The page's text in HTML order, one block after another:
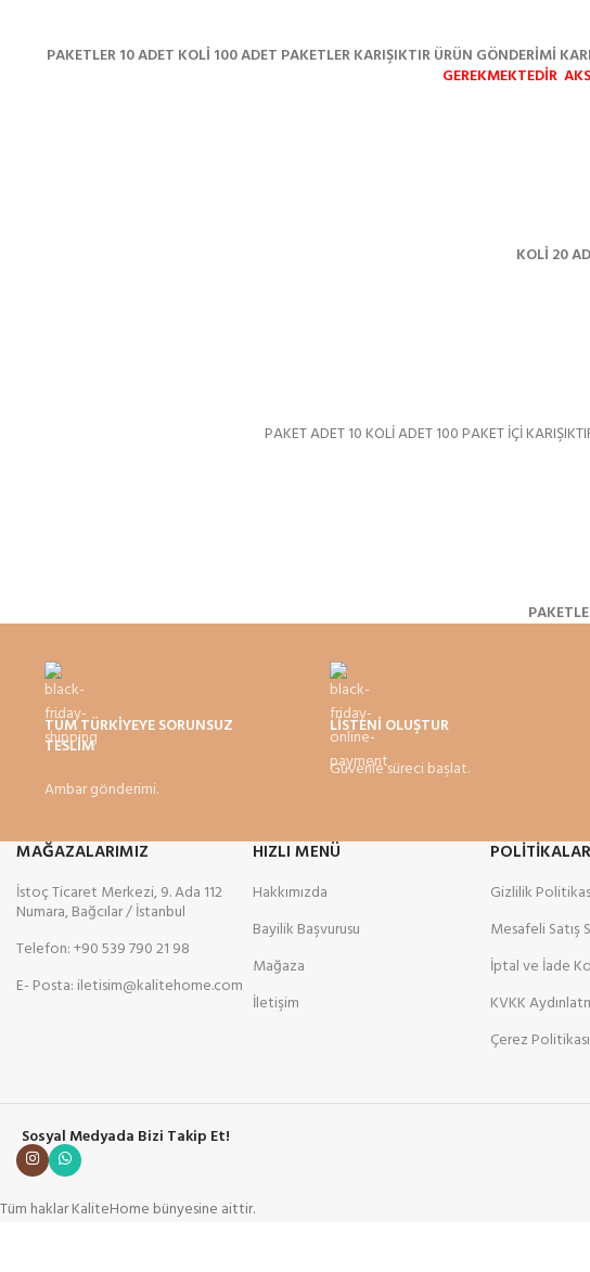
PAKETLER 10 ADET KOLİ 100 ADET PAKETLER KARIŞIKTIR ÜRÜN GÖNDERİMİ
GEREKMEKTEDİR
KOLİ 20
PAKET ADET 10 KOLİ ADET 100 PAKET İÇİ
TÜM TÜRKİYEYE SORUNSUZ
TESLİM
Ambar gönderimi.
LİSTENİ OLUŞTUR
Güvenle süreci başlat.
MAĞAZALARIMIZ
İstoç Ticaret Merkezi, 9. Ada 112
Numara, Bağcılar / İstanbul
Telefon: +90 539 790 21 98
E- Posta: iletisim@kalitehome.com
HIZLI MENÜ
Hakkımızda
Bayilik Başvurusu
Mağaza
İletişim
Gizlilik
Mesafeli Satış
İptal ve İade
KVKK
Çerez Politikası
Sosyal Medyada Bizi Takip Et!
Tüm haklar KaliteHome bünyesine aittir.